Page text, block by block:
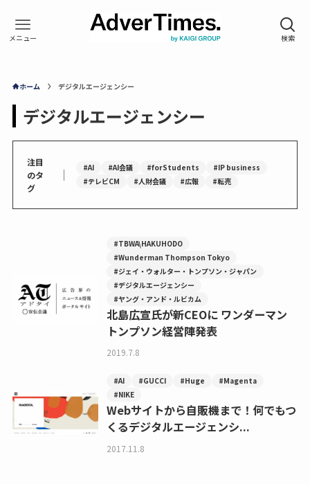
ホーム デジタルエージェンシー
デジタルエージェンシー
注目
のタ
グ
｜ #AI #AI会議 #forStudents
#IP business
#テレビCM
#人財会議 #広報 #転売
#TBWA\HAKUHODO
#Wunderman Thompson Tokyo
#ジェイ・ウォルター・トンプソン・ジャパン
#デジタルエージェンシー
#ヤング・アンド・ルビカム
北島広宣氏が新CEOに ワンダーマン
トンプソン経営陣発表
2019.7.8
#AI #GUCCI #Huge
#Magenta
#NIKE
Webサイトから自販機まで！何でもつ
くるデジタルエージェンシ...
2017.11.8